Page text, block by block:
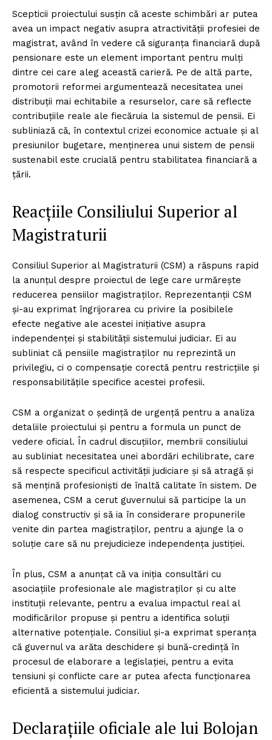
Scepticii proiectului susțin că aceste schimbări ar putea
avea un impact negativ asupra atractivității profesiei de
magistrat, având în vedere că siguranța financiară după
pensionare este un element important pentru mulți
dintre cei care aleg această carieră. Pe de altă parte,
promotorii reformei argumentează necesitatea unei
distribuții mai echitabile a resurselor, care să reflecte
contribuțiile reale ale fiecăruia la sistemul de pensii. Ei
subliniază că, în contextul crizei economice actuale și al
presiunilor bugetare, menținerea unui sistem de pensii
sustenabil este crucială pentru stabilitatea financiară a
țării.
Reacțiile Consiliului Superior al
Magistraturii
Consiliul Superior al Magistraturii (CSM) a răspuns rapid
la anunțul despre proiectul de lege care urmărește
reducerea pensiilor magistraților. Reprezentanții CSM
și-au exprimat îngrijorarea cu privire la posibilele
efecte negative ale acestei inițiative asupra
independenței și stabilității sistemului judiciar. Ei au
subliniat că pensiile magistraților nu reprezintă un
privilegiu, ci o compensație corectă pentru restricțiile și
responsabilitățile specifice acestei profesii.
CSM a organizat o ședință de urgență pentru a analiza
detaliile proiectului și pentru a formula un punct de
vedere oficial. În cadrul discuțiilor, membrii consiliului
au subliniat necesitatea unei abordări echilibrate, care
să respecte specificul activității judiciare și să atragă și
să mențină profesioniști de înaltă calitate în sistem. De
asemenea, CSM a cerut guvernului să participe la un
dialog constructiv și să ia în considerare propunerile
venite din partea magistraților, pentru a ajunge la o
soluție care să nu prejudicieze independența justiției.
În plus, CSM a anunțat că va iniția consultări cu
asociațiile profesionale ale magistraților și cu alte
instituții relevante, pentru a evalua impactul real al
modificărilor propuse și pentru a identifica soluții
alternative potențiale. Consiliul și-a exprimat speranța
că guvernul va arăta deschidere și bună-credință în
procesul de elaborare a legislației, pentru a evita
tensiuni și conflicte care ar putea afecta funcționarea
eficientă a sistemului judiciar.
Declarațiile oficiale ale lui Bolojan